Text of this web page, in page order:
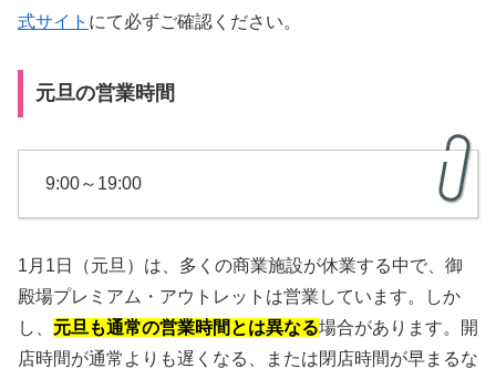
式サイト にて必ずご確認ください。
元旦の営業時間
9:00～19:00
1月1日（元旦）は、多くの商業施設が休業する中で、御
殿場プレミアム・アウトレットは営業しています。しか
し、 元旦も通常の営業時間とは異なる場合があります。開
店時間が通常よりも遅くなる、または閉店時間が早まるな